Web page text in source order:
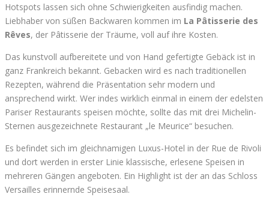
Hotspots lassen sich ohne Schwierigkeiten ausfindig machen.
Liebhaber von süßen Backwaren kommen im La Pâtisserie des
Rêves, der Pâtisserie der Träume, voll auf ihre Kosten.
Das kunstvoll aufbereitete und von Hand gefertigte Gebäck ist in
ganz Frankreich bekannt. Gebacken wird es nach traditionellen
Rezepten, während die Präsentation sehr modern und
ansprechend wirkt. Wer indes wirklich einmal in einem der edelsten
Pariser Restaurants speisen möchte, sollte das mit drei Michelin-
Sternen ausgezeichnete Restaurant „le Meurice“ besuchen.
Es befindet sich im gleichnamigen Luxus-Hotel in der Rue de Rivoli
und dort werden in erster Linie klassische, erlesene Speisen in
mehreren Gängen angeboten. Ein Highlight ist der an das Schloss
Versailles erinnernde Speisesaal.